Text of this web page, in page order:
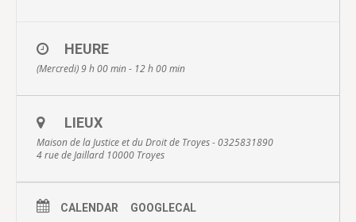
HEURE
(Mercredi) 9 h 00 min - 12 h 00 min
LIEUX
Maison de la Justice et du Droit de Troyes - 0325831890
4 rue de Jaillard 10000 Troyes
CALENDAR GOOGLECAL